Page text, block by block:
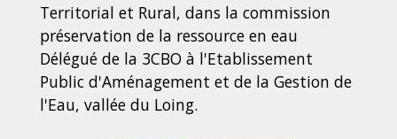
Territorial et Rural, dans la commission
préservation de la ressource en eau
Délégué de la 3CBO à l'Etablissement
Public d'Aménagement et de la Gestion de
l'Eau, vallée du Loing.